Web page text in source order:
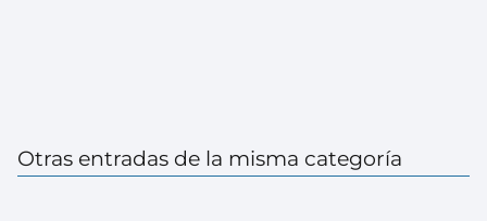
Otras entradas de la misma categoría